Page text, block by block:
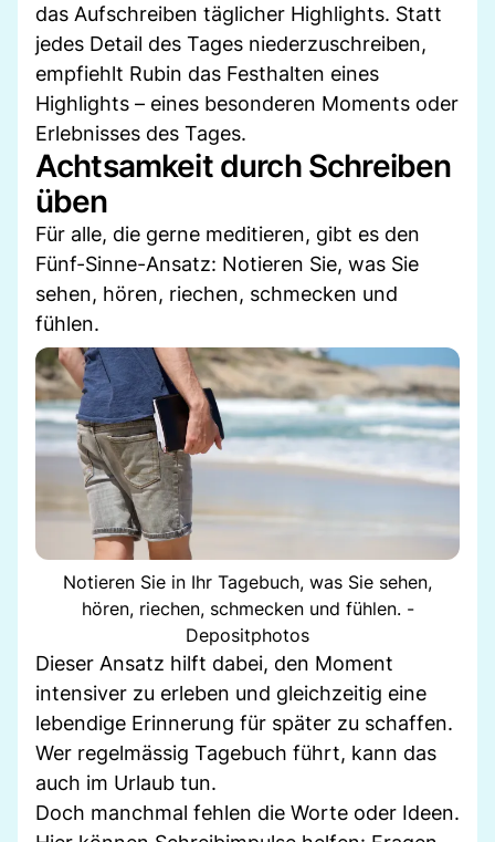
das Aufschreiben täglicher Highlights. Statt
jedes Detail des Tages niederzuschreiben,
empfiehlt Rubin das Festhalten eines
Highlights – eines besonderen Moments oder
Erlebnisses des Tages.
Achtsamkeit durch Schreiben
üben
Für alle, die gerne meditieren, gibt es den
Fünf-Sinne-Ansatz: Notieren Sie, was Sie
sehen, hören, riechen, schmecken und
fühlen.
Notieren Sie in Ihr Tagebuch, was Sie sehen,
hören, riechen, schmecken und fühlen. -
Depositphotos
Dieser Ansatz hilft dabei, den Moment
intensiver zu erleben und gleichzeitig eine
lebendige Erinnerung für später zu schaffen.
Wer regelmässig Tagebuch führt, kann das
auch im Urlaub tun.
Doch manchmal fehlen die Worte oder Ideen.